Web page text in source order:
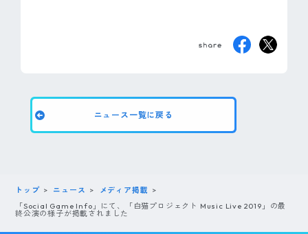
ニュース一覧に戻る
トップ ニュース
メディア掲載
「Social Game Info」にて、「白猫プロジェクト Music Live 2019」の最
終公演の様子が掲載されました